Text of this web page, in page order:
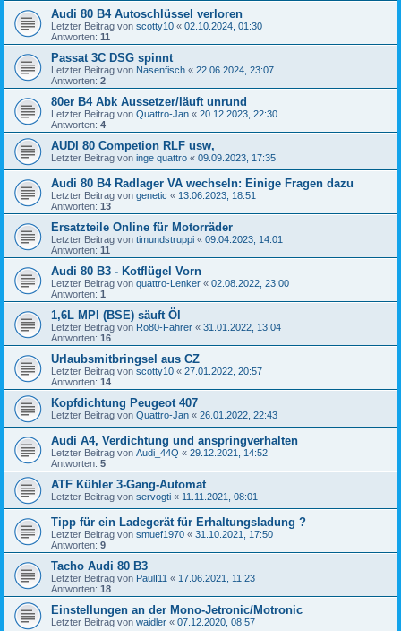
Audi 80 B4 Autoschlüssel verloren
Letzter Beitrag von scotty10 « 02.10.2024, 01:30
Antworten: 11
Passat 3C DSG spinnt
Letzter Beitrag von Nasenfisch « 22.06.2024, 23:07
Antworten: 2
80er B4 Abk Aussetzer/läuft unrund
Letzter Beitrag von Quattro-Jan « 20.12.2023, 22:30
Antworten: 4
AUDI 80 Competion RLF usw,
Letzter Beitrag von inge quattro « 09.09.2023, 17:35
Audi 80 B4 Radlager VA wechseln: Einige Fragen dazu
Letzter Beitrag von genetic « 13.06.2023, 18:51
Antworten: 13
Ersatzteile Online für Motorräder
Letzter Beitrag von timundstruppi « 09.04.2023, 14:01
Antworten: 11
Audi 80 B3 - Kotflügel Vorn
Letzter Beitrag von quattro-Lenker « 02.08.2022, 23:00
Antworten: 1
1,6L MPI (BSE) säuft Öl
Letzter Beitrag von Ro80-Fahrer « 31.01.2022, 13:04
Antworten: 16
Urlaubsmitbringsel aus CZ
Letzter Beitrag von scotty10 « 27.01.2022, 20:57
Antworten: 14
Kopfdichtung Peugeot 407
Letzter Beitrag von Quattro-Jan « 26.01.2022, 22:43
Audi A4, Verdichtung und anspringverhalten
Letzter Beitrag von Audi_44Q « 29.12.2021, 14:52
Antworten: 5
ATF Kühler 3-Gang-Automat
Letzter Beitrag von servogti « 11.11.2021, 08:01
Tipp für ein Ladegerät für Erhaltungsladung ?
Letzter Beitrag von smuef1970 « 31.10.2021, 17:50
Antworten: 9
Tacho Audi 80 B3
Letzter Beitrag von PaulI11 « 17.06.2021, 11:23
Antworten: 18
Einstellungen an der Mono-Jetronic/Motronic
Letzter Beitrag von waidler « 07.12.2020, 08:57